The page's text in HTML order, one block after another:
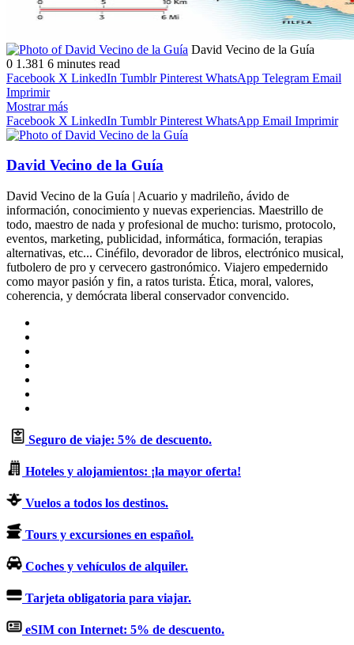
David Vecino de la Guía
X
email
0 1.381 6 minutes read
Facebook X LinkedIn Tumblr Pinterest WhatsApp Telegram Email
Imprimir
Mostrar más
Facebook X LinkedIn Tumblr Pinterest WhatsApp Email Imprimir
David Vecino de la Guía
David Vecino de la Guía | Acuario y madrileño, ávido de
información, conocimiento y nuevas experiencias. Maestrillo de
todo, maestro de nada y profesional de mucho: turismo, protocolo,
eventos, marketing, publicidad, informática, formación, terapias
alternativas, etc... Cinéfilo, devorador de libros, electrónico musical,
futbolero de pro y cervecero gastronómico. Viajero empedernido
como mayor pasión y fin, a ratos turista. Ética, moral, valores,
coherencia, y demócrata liberal conservador convencido.
Seguro de viaje: 5% de descuento.
Hoteles y alojamientos: ¡la mayor oferta!
Vuelos a todos los destinos.
Tours y excursiones en español.
Coches y vehículos de alquiler.
Tarjeta obligatoria para viajar.
eSIM con Internet: 5% de descuento.